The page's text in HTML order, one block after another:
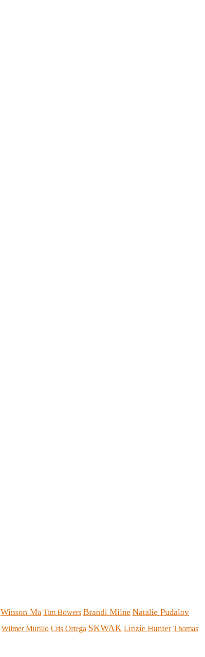
Winson Ma Tim Bowers Brandi Milne Natalie Pudalov
Wilmer Murillo Cris Ortega SKWAK Linzie Hunter Thomas